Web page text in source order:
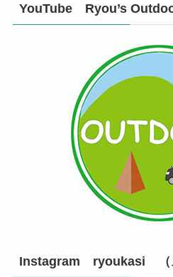
YouTube Ryou’s
Instagram ryoukasi （